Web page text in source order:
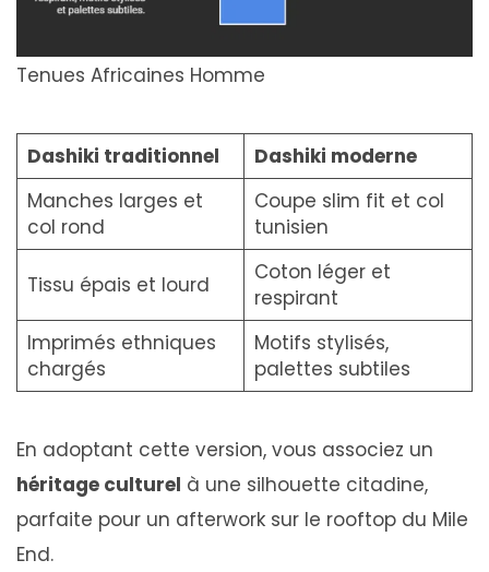
Tenues Africaines Homme
Dashiki traditionnel
Dashiki moderne
Manches larges et
col rond
Coupe slim fit et col
tunisien
Tissu épais et lourd
Coton léger et
respirant
Imprimés ethniques
chargés
Motifs stylisés,
palettes subtiles
En adoptant cette version, vous associez un
héritage culturel à une silhouette citadine,
parfaite pour un afterwork sur le rooftop du Mile
End.